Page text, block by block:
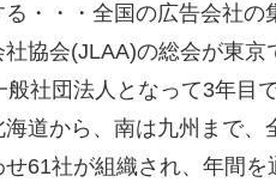
・・・全国の広告会社の
協会(JLAA)の総会が東京
社団法人となって3年目で
道から、南は九州まで、
61社が組織され、年間を